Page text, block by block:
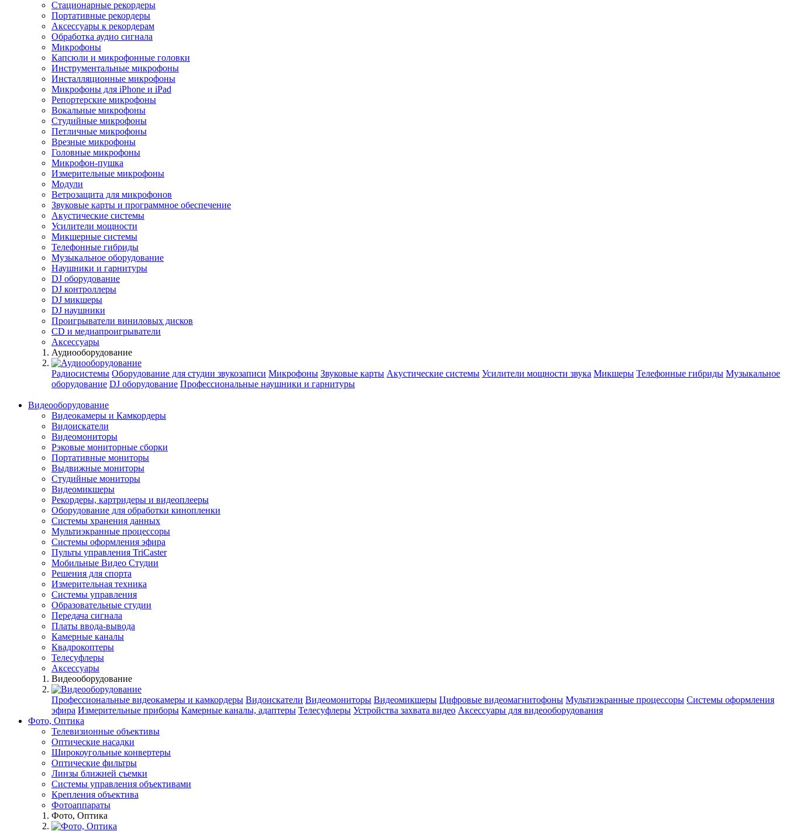
Стационарные рекордеры
Портативные рекордеры
Аксессуары к рекордерам
Обработка аудио сигнала
Микрофоны
Капсюли и микрофонные головки
Инструментальные микрофоны
Инсталляционные микрофоны
Микрофоны для iPhone и iPad
Репортерские микрофоны
Вокальные микрофоны
Студийные микрофоны
Петличные микрофоны
Врезные микрофоны
Головные микрофоны
Микрофон-пушка
Измерительные микрофоны
Модули
Ветрозащита для микрофонов
Звуковые карты и программное обеспечение
Акустические системы
Усилители мощности
Микшерные системы
Телефонные гибриды
Музыкальное оборудование
Наушники и гарнитуры
DJ оборудование
DJ контроллеры
DJ микшеры
DJ наушники
Проигрыватели виниловых дисков
СD и медиапроигрыватели
Аксессуары
Аудиооборудование
Радиосистемы Оборудование для студии звукозаписи Микрофоны Звуковые карты Акустические системы Усилители мощности звука Микшеры Телефонные гибриды Музыкальное
оборудование DJ оборудование Профессиональные наушники и гарнитуры
Видеооборудование
Видеокамеры и Камкордеры
Видоискатели
Видеомониторы
Рэковые мониторные сборки
Портативные мониторы
Выдвижные мониторы
Студийные мониторы
Видеомикшеры
Рекордеры, картридеры и видеоплееры
Оборудование для обработки кинопленки
Системы хранения данных
Мультиэкранные процессоры
Системы оформления эфира
Пульты управления TriCaster
Мобильные Видео Студии
Решения для спорта
Измерительная техника
Системы управления
Образовательные студии
Передача сигнала
Платы ввода-вывода
Камерные каналы
Квадрокоптеры
Телесуфлеры
Аксессуары
Видеооборудование
Профессиональные видеокамеры и камкордеры Видоискатели Видеомониторы Видеомикшеры Цифровые видеомагнитофоны Мультиэкранные процессоры Системы оформления
эфира Измерительные приборы Камерные каналы, адаптеры Телесуфлеры Устройства захвата видео Аксессуары для видеооборудования
Фото, Оптика
Телевизионные объективы
Оптические насадки
Широкоугольные конвертеры
Оптические фильтры
Линзы ближней съемки
Системы управления объективами
Крепления объектива
Фотоаппараты
Фото, Оптика